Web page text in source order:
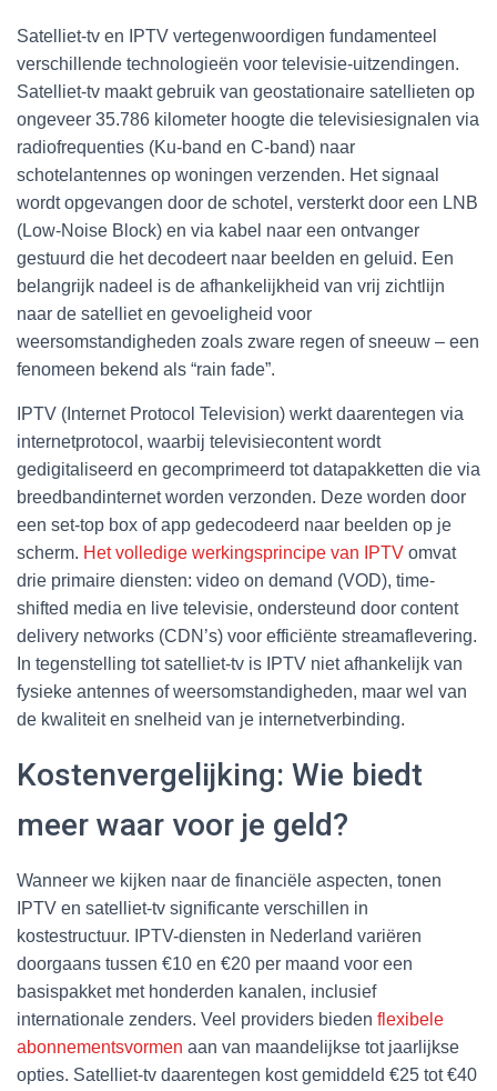
Satelliet-tv en IPTV vertegenwoordigen fundamenteel
verschillende technologieën voor televisie-uitzendingen.
Satelliet-tv maakt gebruik van geostationaire satellieten op
ongeveer 35.786 kilometer hoogte die televisiesignalen via
radiofrequenties (Ku-band en C-band) naar
schotelantennes op woningen verzenden. Het signaal
wordt opgevangen door de schotel, versterkt door een LNB
(Low-Noise Block) en via kabel naar een ontvanger
gestuurd die het decodeert naar beelden en geluid. Een
belangrijk nadeel is de afhankelijkheid van vrij zichtlijn
naar de satelliet en gevoeligheid voor
weersomstandigheden zoals zware regen of sneeuw – een
fenomeen bekend als “rain fade”.
IPTV (Internet Protocol Television) werkt daarentegen via
internetprotocol, waarbij televisiecontent wordt
gedigitaliseerd en gecomprimeerd tot datapakketten die via
breedbandinternet worden verzonden. Deze worden door
een set-top box of app gedecodeerd naar beelden op je
scherm. Het volledige werkingsprincipe van IPTV omvat
drie primaire diensten: video on demand (VOD), time-
shifted media en live televisie, ondersteund door content
delivery networks (CDN’s) voor efficiënte streamaflevering.
In tegenstelling tot satelliet-tv is IPTV niet afhankelijk van
fysieke antennes of weersomstandigheden, maar wel van
de kwaliteit en snelheid van je internetverbinding.
Kostenvergelijking: Wie biedt
meer waar voor je geld?
Wanneer we kijken naar de financiële aspecten, tonen
IPTV en satelliet-tv significante verschillen in
kostestructuur. IPTV-diensten in Nederland variëren
doorgaans tussen €10 en €20 per maand voor een
basispakket met honderden kanalen, inclusief
internationale zenders. Veel providers bieden flexibele
abonnementsvormen aan van maandelijkse tot jaarlijkse
opties. Satelliet-tv daarentegen kost gemiddeld €25 tot €40